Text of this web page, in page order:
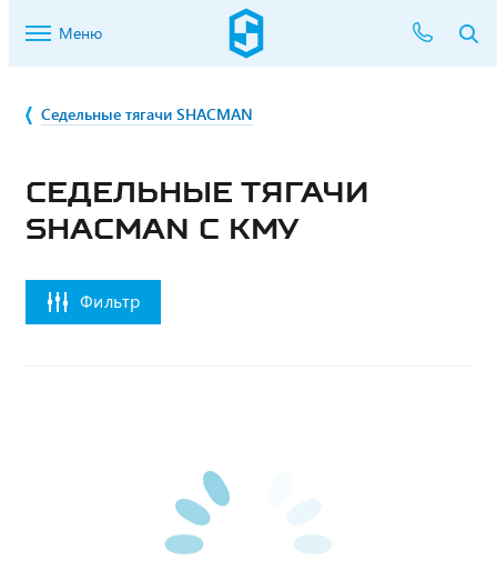
Меню
Седельные тягачи SHACMAN
СЕДЕЛЬНЫЕ ТЯГАЧИ
SHACMAN С КМУ
Фильтр